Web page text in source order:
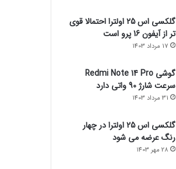
گلکسی اس 25 اولترا احتمالا قوی
تر از آیفون 16 پرو است
17 مرداد 1403
گوشی Redmi Note 14 Pro
سرعت شارژ 90 واتی دارد
31 مرداد 1403
گلکسی اس 25 اولترا در چهار
رنگ عرضه می شود
28 مهر 1403